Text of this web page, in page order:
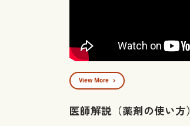
View More
医師解説（薬剤の使い方）